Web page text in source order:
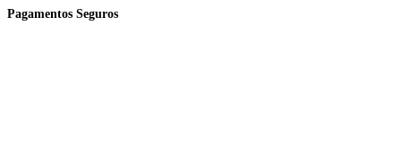
Pagamentos Seguros